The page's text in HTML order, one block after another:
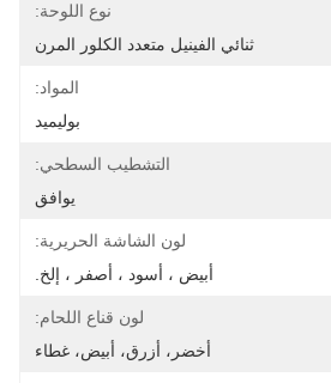
نوع اللوحة:
ثنائي الفينيل متعدد الكلور المرن
المواد:
بوليميد
التشطيب السطحي:
يوافق
لون الشاشة الحريرية:
أبيض ، أسود ، أصفر ، إلخ.
لون قناع اللحام:
أخضر، أزرق، أبيض، غطاء